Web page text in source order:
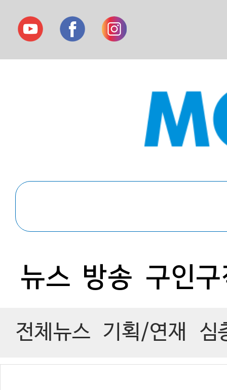
뉴스 방송 구인
전체뉴스 기획/연재 심